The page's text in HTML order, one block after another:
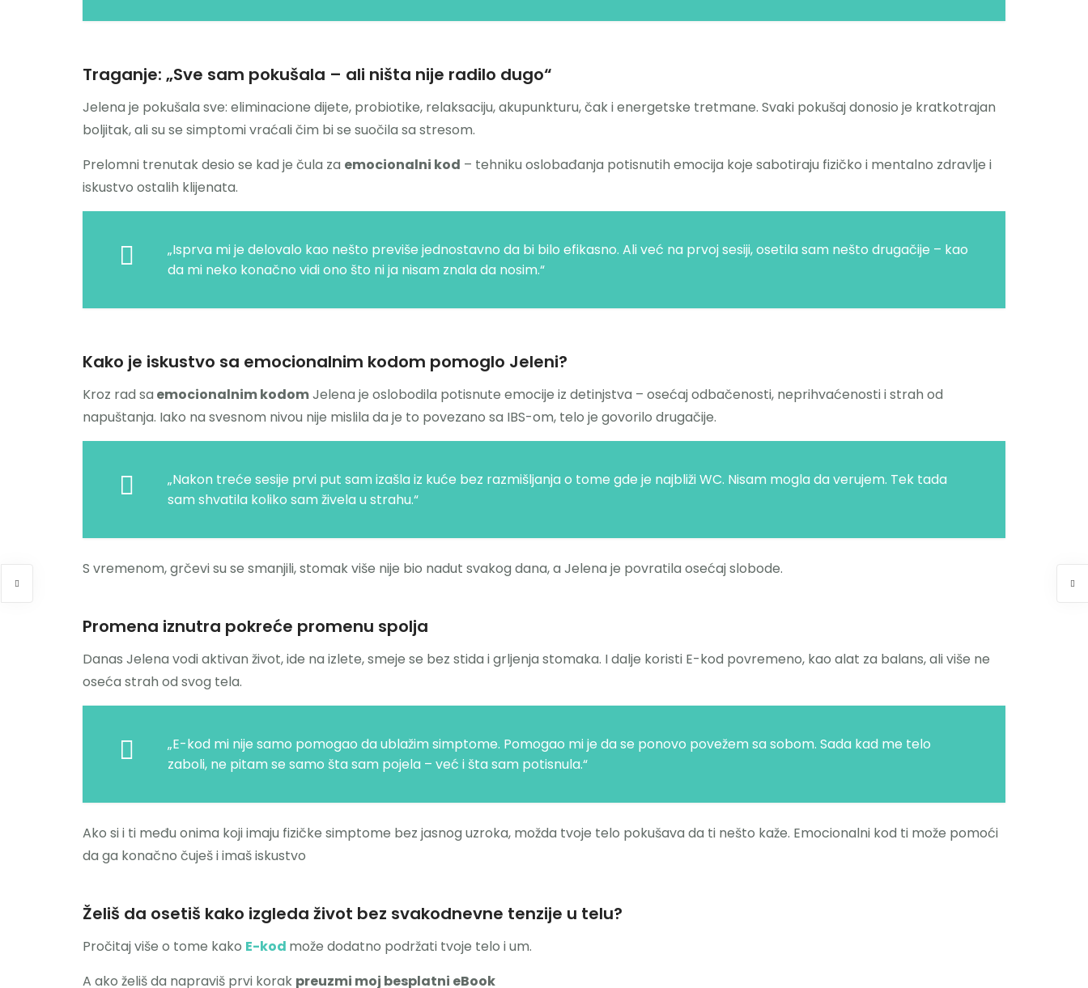
Traganje: „Sve sam pokušala – ali ništa nije radilo dugo“
Jelena je pokušala sve: eliminacione dijete, probiotike, relaksaciju, akupunkturu, čak i energetske tretmane. Svaki pokušaj donosio je kratkotrajan
boljitak, ali su se simptomi vraćali čim bi se suočila sa stresom.
Prelomni trenutak desio se kad je čula za emocionalni kod – tehniku oslobađanja potisnutih emocija koje sabotiraju fizičko i mentalno zdravlje i
iskustvo ostalih klijenata.
„Isprva mi je delovalo kao nešto previše jednostavno da bi bilo efikasno. Ali već na prvoj sesiji, osetila sam nešto drugačije – kao
da mi neko konačno vidi ono što ni ja nisam znala da nosim.“
Kako je iskustvo sa emocionalnim kodom pomoglo Jeleni?
Kroz rad sa emocionalnim kodomJelena je oslobodila potisnute emocije iz detinjstva – osećaj odbačenosti, neprihvaćenosti i strah od
napuštanja. Iako na svesnom nivou nije mislila da je to povezano sa IBS-om, telo je govorilo drugačije.
„Nakon treće sesije prvi put sam izašla iz kuće bez razmišljanja o tome gde je najbliži WC. Nisam mogla da verujem. Tek tada
sam shvatila koliko sam živela u strahu.“
S vremenom, grčevi su se smanjili, stomak više nije bio nadut svakog dana, a Jelena je povratila osećaj slobode.
Promena iznutra pokreće promenu spolja
Danas Jelena vodi aktivan život, ide na izlete, smeje se bez stida i grljenja stomaka. I dalje koristi E-kod povremeno, kao alat za balans, ali više ne
oseća strah od svog tela.
„E-kod mi nije samo pomogao da ublažim simptome. Pomogao mi je da se ponovo povežem sa sobom. Sada kad me telo
zaboli, ne pitam se samo šta sam pojela – već i šta sam potisnula.“
Ako si i ti među onima koji imaju fizičke simptome bez jasnog uzroka, možda tvoje telo pokušava da ti nešto kaže. Emocionalni kod ti može pomoći
da ga konačno čuješ i imaš iskustvo
Želiš da osetiš kako izgleda život bez svakodnevne tenzije u telu?
Pročitaj više o tome kako E-kod može dodatno podržati tvoje telo i um.
A ako želiš da napraviš prvi korak preuzmi moj besplatni eBook